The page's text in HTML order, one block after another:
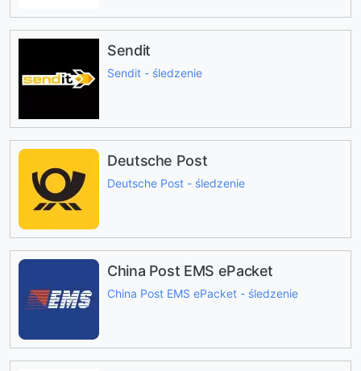
Sendit
Sendit - śledzenie
Deutsche Post
Deutsche Post - śledzenie
China Post EMS ePacket
China Post EMS ePacket - śledzenie